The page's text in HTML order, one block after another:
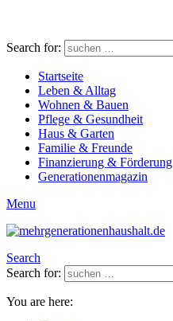
Search for:
Startseite
Leben & Alltag
Wohnen & Bauen
Pflege & Gesundheit
Haus & Garten
Familie & Freunde
Finanzierung & Förderung
Generationenmagazin
Menu
Search
Search for:
You are here: